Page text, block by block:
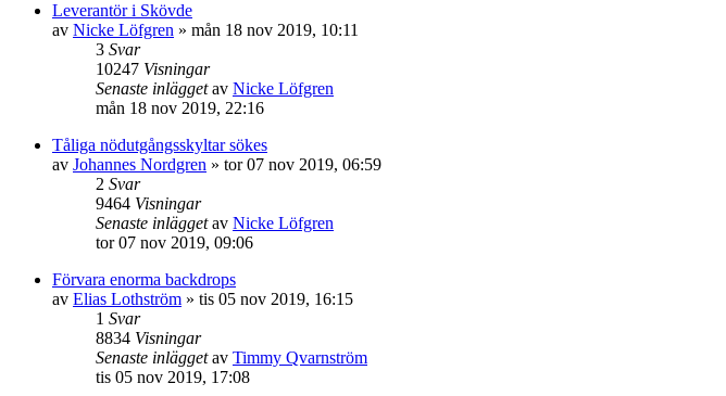
Leverantör i Skövde
av Nicke Löfgren » mån 18 nov 2019, 10:11
3 Svar
10247 Visningar
Senaste inläggetav Nicke Löfgren
mån 18 nov 2019, 22:16
Tåliga nödutgångsskyltar sökes
av Johannes Nordgren » tor 07 nov 2019, 06:59
2 Svar
9464 Visningar
Senaste inläggetav Nicke Löfgren
tor 07 nov 2019, 09:06
Förvara enorma backdrops
av Elias Lothström » tis 05 nov 2019, 16:15
1 Svar
8834 Visningar
Senaste inläggetav Timmy Qvarnström
tis 05 nov 2019, 17:08